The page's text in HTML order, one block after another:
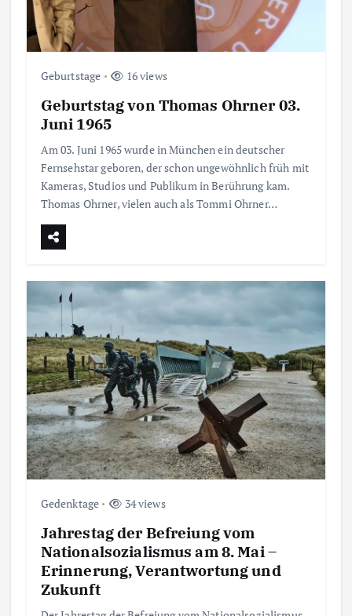
Geburtstage 16 views
Geburtstag von Thomas Ohrner 03.
Juni 1965
Am 03. Juni 1965 wurde in München ein deutscher
Fernsehstar geboren, der schon ungewöhnlich früh mit
Kameras, Studios und Publikum in Berührung kam.
Thomas Ohrner, vielen auch als Tommi Ohrner…
Gedenktage 34 views
Jahrestag der Befreiung vom
Nationalsozialismus am 8. Mai –
Erinnerung, Verantwortung und
Zukunft